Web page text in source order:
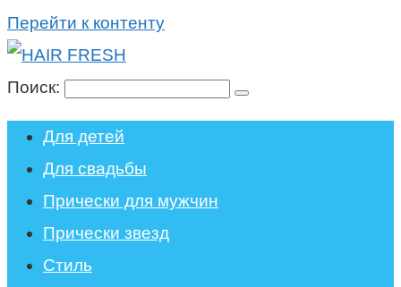
Перейти к контенту
Поиск:
Для детей
Для свадьбы
Прически для мужчин
Прически звезд
Стиль